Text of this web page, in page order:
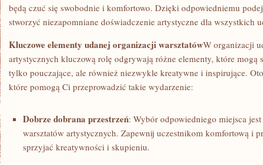
będą czuć się⁤ swobodnie i komfortowo. Dzięki odpowiedniemu
stworzyć niezapomniane doświadczenie artystyczne dla wszystkich
Kluczowe elementy udanej‍ organizacji ⁤warsztatówW organizacji
artystycznych kluczową rolę odgrywają różne elementy, które mogą
tylko pouczające, ​ale również niezwykle ⁤kreatywne i inspirujące.
które pomogą Ci przeprowadzić takie wydarzenie:
Dobrze dobrana przestrzeń: Wybór odpowiedniego​ miejsca
warsztatów artystycznych. Zapewnij uczestnikom komfortową⁤ i
sprzyjać kreatywności i skupieniu.